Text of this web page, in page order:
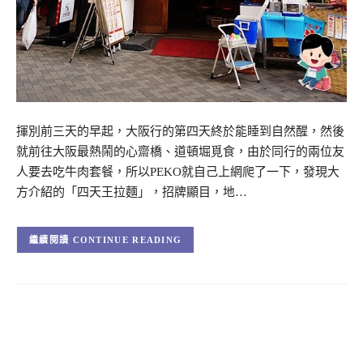
揮別前三天的早起，大阪行的第四天終於能睡到自然醒，然後
就前往大阪最熱鬧的心齋橋、道頓堀覓食，由於同行的兩位友
人要去吃牛肉套餐，所以PEKO就自己上網爬了一下，發現大
方介紹的「四天王拉麵」，招牌顯目，地…
CONTINUE READING